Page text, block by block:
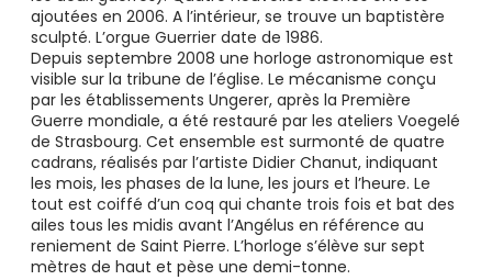
ajoutées en 2006. A l’intérieur, se trouve un baptistère
sculpté. L’orgue Guerrier date de 1986.
Depuis septembre 2008 une horloge astronomique est
visible sur la tribune de l’église. Le mécanisme conçu
par les établissements Ungerer, après la Première
Guerre mondiale, a été restauré par les ateliers Voegelé
de Strasbourg. Cet ensemble est surmonté de quatre
cadrans, réalisés par l’artiste Didier Chanut, indiquant
les mois, les phases de la lune, les jours et l’heure. Le
tout est coiffé d’un coq qui chante trois fois et bat des
ailes tous les midis avant l’Angélus en référence au
reniement de Saint Pierre. L’horloge s’élève sur sept
mètres de haut et pèse une demi-tonne.